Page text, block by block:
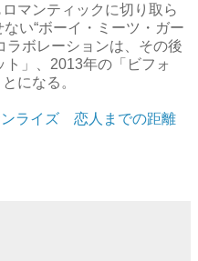
マンティックに切り取ら
い“ボーイ・ミーツ・ガー
ラボレーションは、その後
」、2013年の「ビフォ
になる。
ンライズ 恋人までの距離